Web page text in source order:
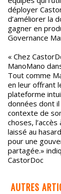
déployer
d’améliorer la
gagner en
Governance
« Chez
ManoMano
Tout comme
en leur offrant
plateforme
données dont
contexte de
choses,
laissé au
pour une
partagée.»
CastorDoc
AUTRES